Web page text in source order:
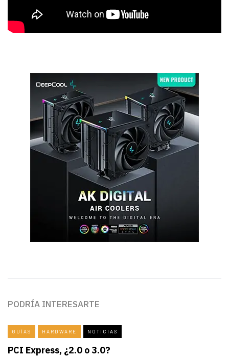
PODRÍA INTERESARTE
GUÍAS HARDWARE NOTICIAS
PCI Express, ¿2.0 o 3.0?